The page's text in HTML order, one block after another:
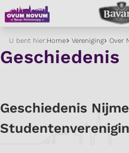
U bent hier:Home Vereniging Over
Geschiedenis
Geschiedenis